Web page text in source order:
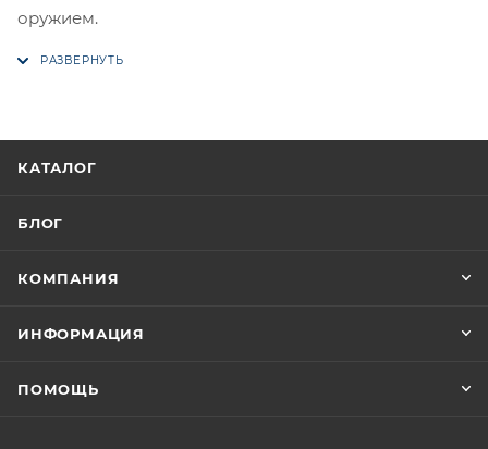
оружием.
КАТАЛОГ
БЛОГ
КОМПАНИЯ
ИНФОРМАЦИЯ
ПОМОЩЬ